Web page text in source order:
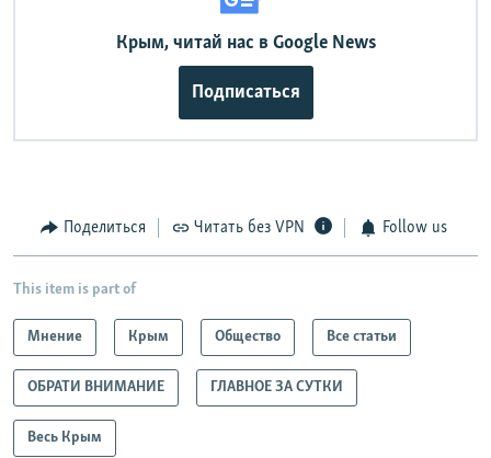
Крым, читай нас в Google News
Подписаться
Поделиться Читать без VPN Follow us
This item is part of
Мнение Крым Общество Все статьи
ОБРАТИ ВНИМАНИЕ ГЛАВНОЕ ЗА СУТКИ
Весь Крым